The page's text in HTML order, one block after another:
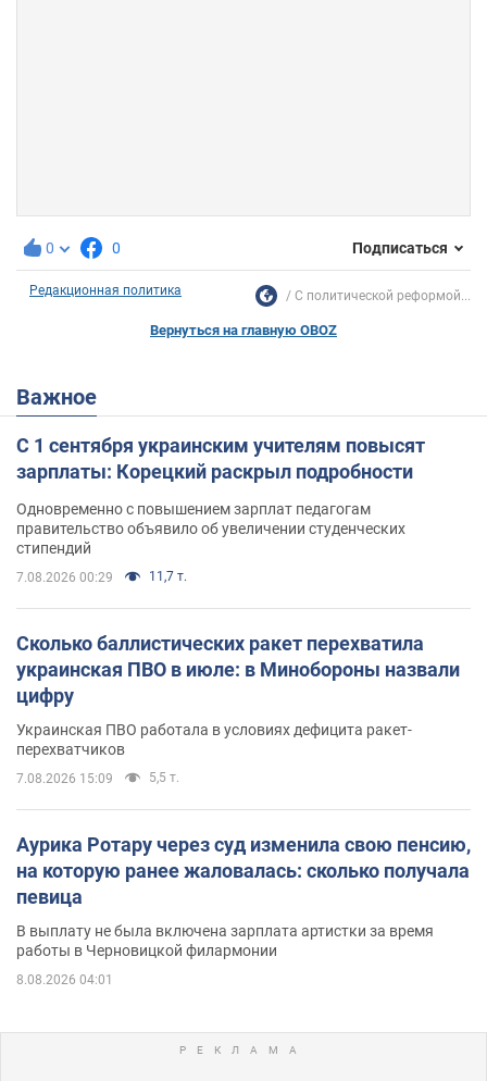
0 0 Подписаться
Редакционная политика С политической реформой...
Вернуться на главную OBOZ
Важное
С 1 сентября украинским учителям повысят
зарплаты: Корецкий раскрыл подробности
Одновременно с повышением зарплат педагогам
правительство объявило об увеличении студенческих
стипендий
7.08.2026 00:29 11,7 т.
Сколько баллистических ракет перехватила
украинская ПВО в июле: в Минобороны назвали
цифру
Украинская ПВО работала в условиях дефицита ракет-
перехватчиков
7.08.2026 15:09 5,5 т.
Аурика Ротару через суд изменила свою пенсию,
на которую ранее жаловалась: сколько получала
певица
В выплату не была включена зарплата артистки за время
работы в Черновицкой филармонии
8.08.2026 04:01